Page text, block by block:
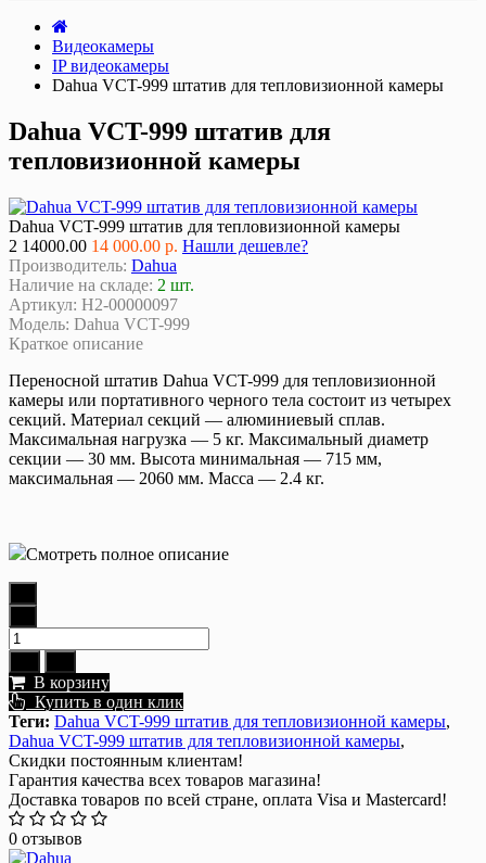
Видеокамеры
IP видеокамеры
Dahua VCT-999 штатив для тепловизионной камеры
Dahua VCT-999 штатив для
тепловизионной камеры
Dahua VCT-999 штатив для тепловизионной камеры
2 14000.00 14 000.00 р. Нашли дешевле?
Производитель: Dahua
Наличие на складе: 2 шт.
Артикул: Н2-00000097
Модель: Dahua VCT-999
Краткое описание
Переносной штатив Dahua VCT-999 для тепловизионной
камеры или портативного черного тела состоит из четырех
секций. Материал секций — алюминиевый сплав.
Максимальная нагрузка — 5 кг. Максимальный диаметр
секции — 30 мм. Высота минимальная — 715 мм,
максимальная — 2060 мм. Масса — 2.4 кг.
Смотреть полное описание
В корзину
Купить в один клик
Теги: Dahua VCT-999 штатив для тепловизионной камеры,
Dahua VCT-999 штатив для тепловизионной камеры,
Скидки постоянным клиентам!
Гарантия качества всех товаров магазина!
Доставка товаров по всей стране, оплата Visa и Mastercard!
0 отзывов